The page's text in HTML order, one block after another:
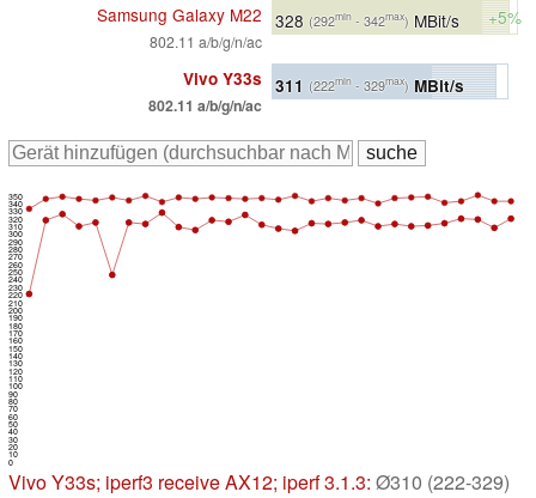
Samsung Galaxy M22
802.11 a/b/g/n/ac
328 (292min - 342max) MBit/s +5%
Vivo Y33s
802.11 a/b/g/n/ac
311 (222min - 329max) MBit/s
0
10
20
30
40
50
60
70
80
90
100
110
120
130
140
150
160
170
180
190
200
210
220
230
240
250
260
270
280
290
300
310
320
330
340
350
Vivo Y33s; iperf3 receive AX12; iperf 3.1.3: Ø310 (222-329)